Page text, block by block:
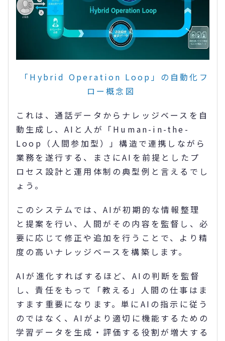
「Hybrid Operation Loop」の自動化フ
ロー概念図
これは、通話データからナレッジベースを自
動生成し、AIと人が「Human-in-the-
Loop（人間参加型）」構造で連携しながら
業務を遂行する、まさにAIを前提としたプ
ロセス設計と運用体制の典型例と言えるでし
ょう。
このシステムでは、AIが初期的な情報整理
と提案を行い、人間がその内容を監督し、必
要に応じて修正や追加を行うことで、より精
度の高いナレッジベースを構築します。
AIが進化すればするほど、AIの判断を監督
し、責任をもって「教える」人間の仕事はま
すます重要になります。単にAIの指示に従う
のではなく、AIがより適切に機能するための
学習データを生成・評価する役割が増大する